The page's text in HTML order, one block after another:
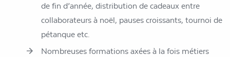
de fin d’année, distribution de cadeaux entre
collaborateurs à noël, pauses croissants, tournoi de
pétanque etc.
Nombreuses formations axées à la fois métiers